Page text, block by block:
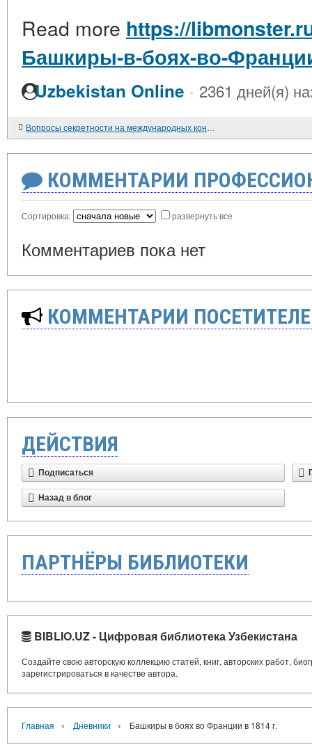
Read more https://
Башкиры-в-боях-во-
Uzbekistan Online · 2361 дней(я)
Вопросы секретности на международных конференциях второй мировой войны
КОММЕНТАРИИ
Сортировка: развернуть все
Комментариев пока нет
КОММЕНТАРИИ
ДЕЙСТВИЯ
Подписаться
Назад в блог
ПАРТНЁРЫ БИБЛИОТЕКИ
BIBLIO.UZ - Цифровая библиотека Узбекистана
Создайте свою авторскую коллекцию статей, книг, авторских работ,
зарегистрироваться в качестве автора.
Главная › Дневники › Башкиры в боях во Франции в 1814 г.